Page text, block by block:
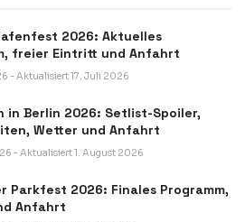
2026: Aktuelles
freier Eintritt und Anfahrt
- Aktualisiert 17. Juli 2026
in Berlin 2026: Setlist-Spoiler,
Wetter und Anfahrt
- Aktualisiert 1. August 2026
Parkfest 2026: Finales Programm,
Anfahrt